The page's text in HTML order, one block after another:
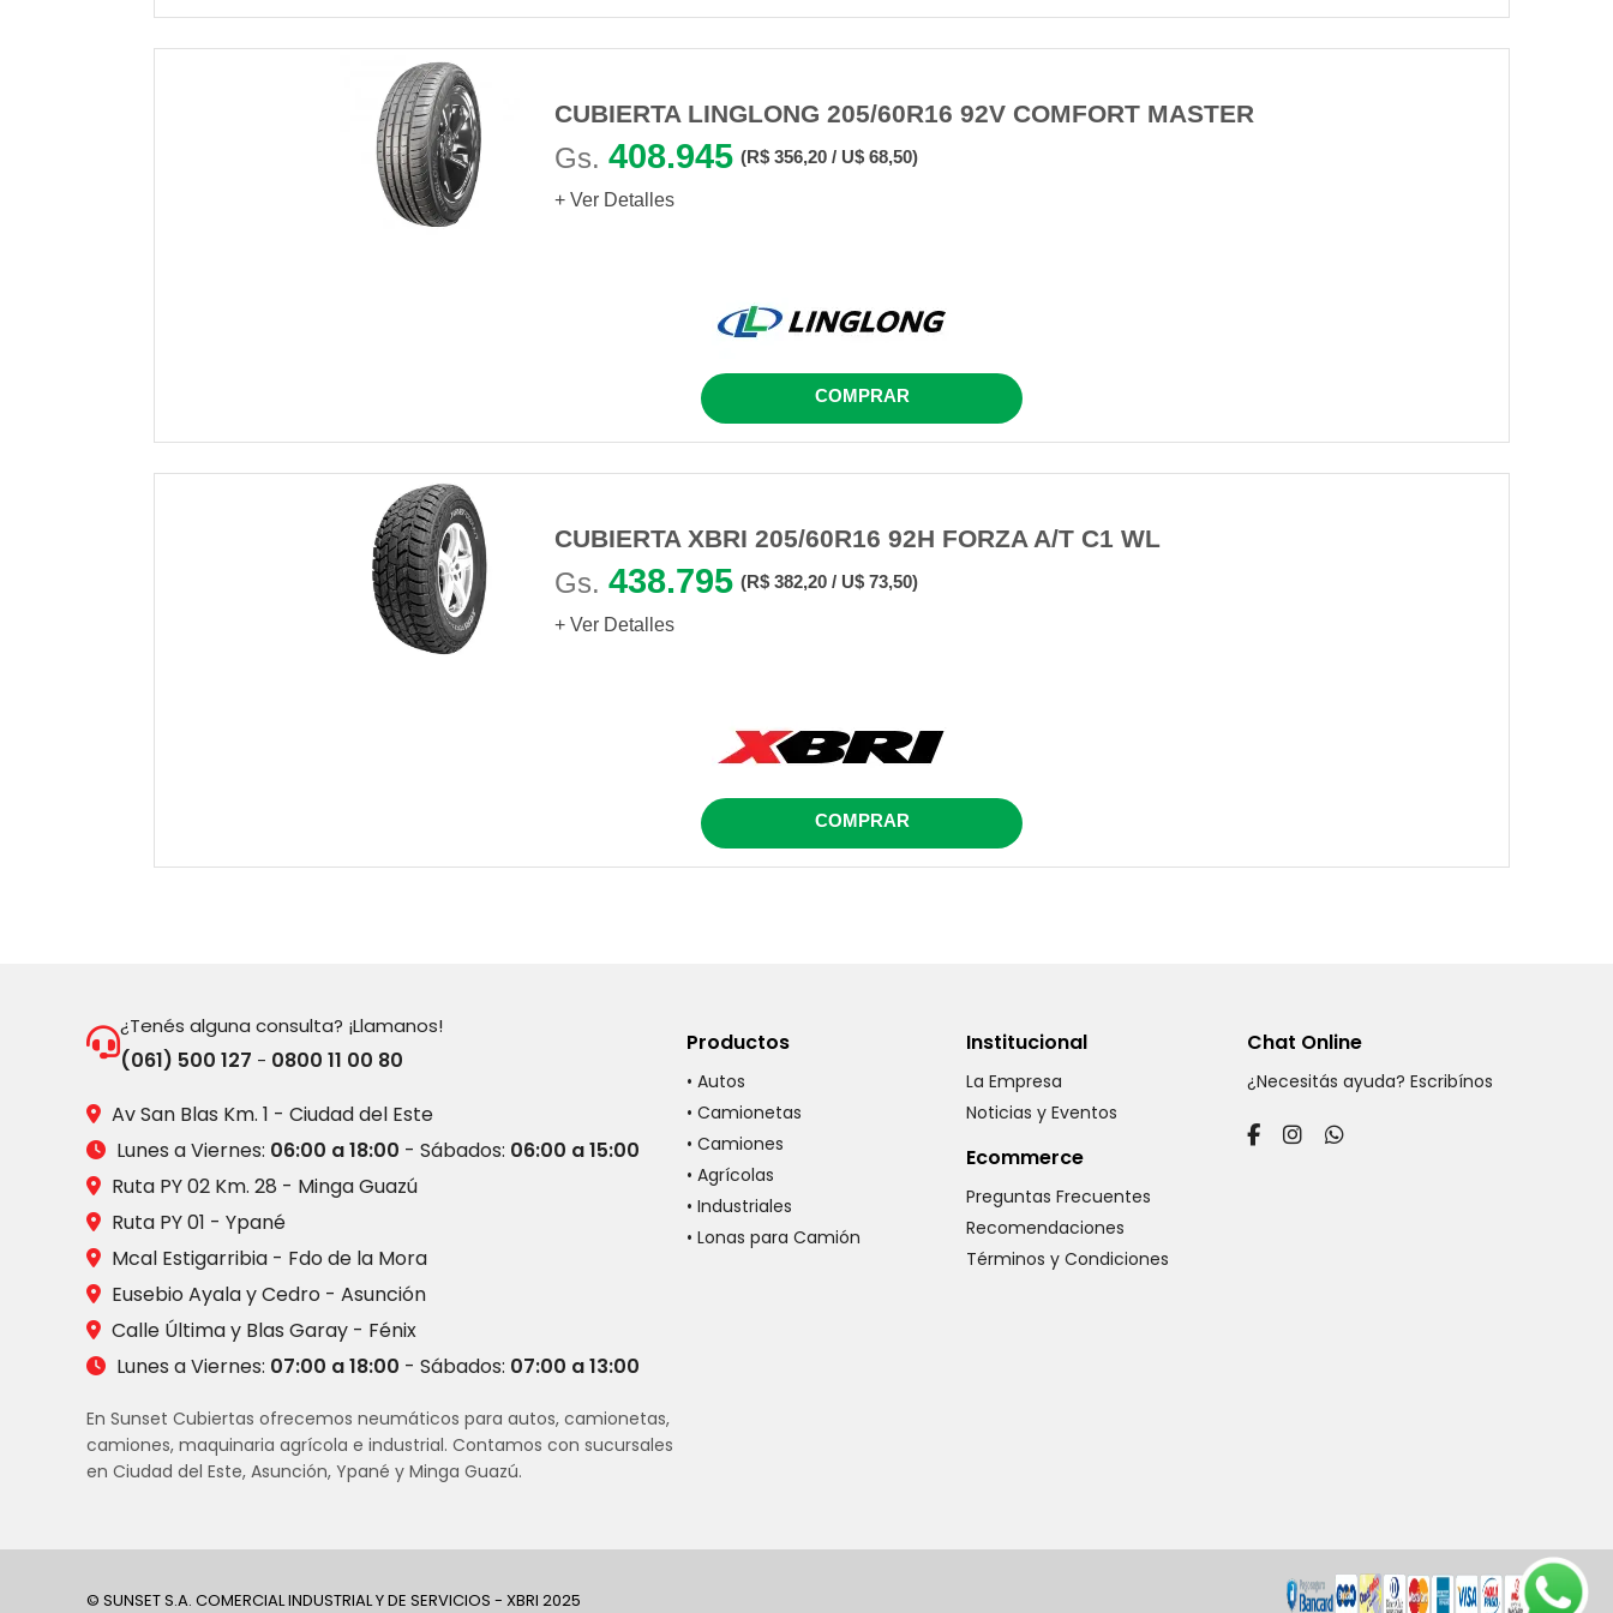
CUBIERTA LINGLONG 205/60R16 92V COMFORT MASTER
Gs. 408.945 (R$ 356,20 / U$ 68,50)
+ Ver Detalles
COMPRAR
CUBIERTA XBRI 205/60R16 92H FORZA A/T C1 WL
Gs. 438.795 (R$ 382,20 / U$ 73,50)
+ Ver Detalles
COMPRAR
¿Tenés alguna consulta? ¡Llamanos!
(061) 500 127 - 0800 11 00 80
Av San Blas Km. 1 - Ciudad del Este
Lunes a Viernes: 06:00 a 18:00 - Sábados: 06:00 a 15:00
Ruta PY 02 Km. 28 - Minga Guazú
Ruta PY 01 - Ypané
Mcal Estigarribia - Fdo de la Mora
Eusebio Ayala y Cedro - Asunción
Calle Última y Blas Garay - Fénix
Lunes a Viernes: 07:00 a 18:00 - Sábados: 07:00 a 13:00
En Sunset Cubiertas ofrecemos neumáticos para autos, camionetas,
camiones, maquinaria agrícola e industrial. Contamos con sucursales
en Ciudad del Este, Asunción, Ypané y Minga Guazú.
Productos
• Autos
• Camionetas
• Camiones
• Agrícolas
• Industriales
• Lonas para Camión
Institucional
La Empresa
Noticias y Eventos
Ecommerce
Preguntas Frecuentes
Recomendaciones
Términos y Condiciones
Chat Online
¿Necesitás ayuda? Escribínos
© SUNSET S.A. COMERCIAL INDUSTRIAL Y DE SERVICIOS - XBRI 2025